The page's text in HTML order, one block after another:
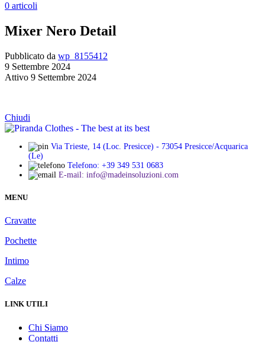
0 articoli
Mixer Nero Detail
Pubblicato da wp_8155412
9 Settembre 2024
Attivo 9 Settembre 2024
Chiudi
Via Trieste, 14 (Loc. Presicce) - 73054 Presicce/Acquarica
(Le)
Telefono: +39 349 531 0683
E-mail: info@madeinsoluzioni.com
MENU
Cravatte
Pochette
Intimo
Calze
LINK UTILI
Chi Siamo
Contatti